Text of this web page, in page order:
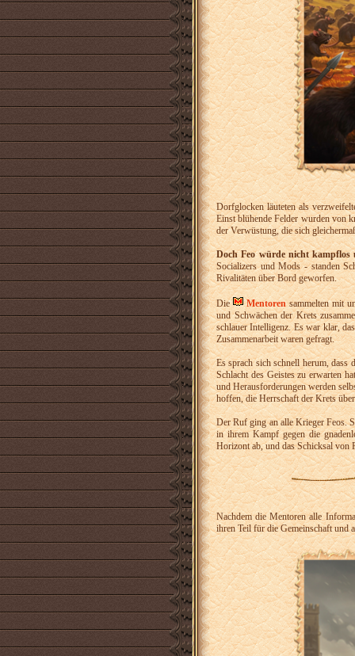
Dorfglocken läuteten als
Einst blühende Felder wurden von
der Verwüstung, die sich
Doch Feo würde nicht kampflos
Socializers und Mods - standen
Rivalitäten über Bord geworfen.
Die Mentorensammelten mit
und Schwächen der Krets
schlauer Intelligenz. Es war klar,
Zusammenarbeit waren gefragt.
Es sprach sich schnell herum, dass
Schlacht des Geistes zu erwarten
und Herausforderungen werden
hoffen, die Herrschaft der Krets
Der Ruf ging an alle Krieger Feos.
in ihrem Kampf gegen die
Horizont ab, und das Schicksal von
Nachdem die Mentoren alle
ihren Teil für die Gemeinschaft und